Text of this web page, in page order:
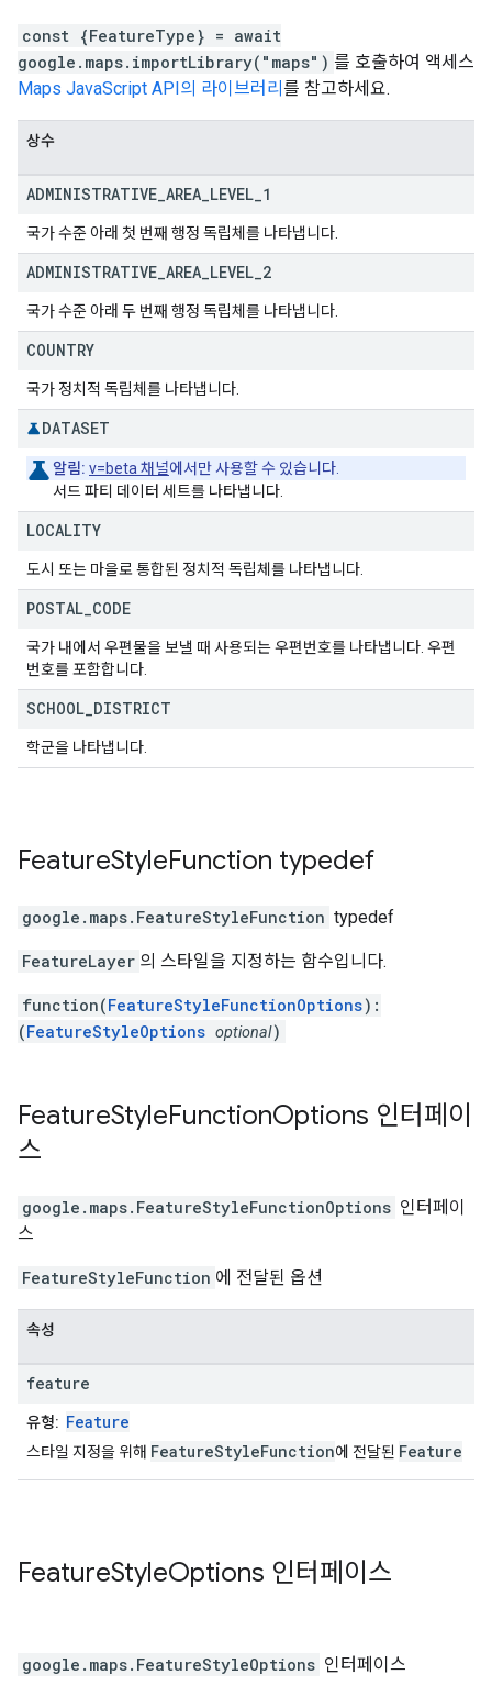
const {FeatureType} = await
google.maps.importLibrary("maps") 를 호출하여 액세스
Maps JavaScript API의 라이브러리 를 참고하세요.
상수
ADMINISTRATIVE AREA LEVEL 1
국가 수준 아래 첫 번째 행정 독립체를 나타냅니다.
ADMINISTRATIVE AREA LEVEL 2
국가 수준 아래 두 번째 행정 독립체를 나타냅니다.
COUNTRY
국가 정치적 독립체를 나타냅니다.
DATASET
알림: v=beta 채널에서만 사용할 수 있습니다.
서드 파티 데이터 세트를 나타냅니다.
LOCALITY
도시 또는 마을로 통합된 정치적 독립체를 나타냅니다.
POSTAL CODE
국가 내에서 우편물을 보낼 때 사용되는 우편번호를 나타냅니다. 우편
번호를 포함합니다.
SCHOOL DISTRICT
학군을 나타냅니다.
FeatureStyleFunction typedef
google.maps. FeatureStyleFunction typedef
FeatureLayer 의 스타일을 지정하는 함수입니다.
function(FeatureStyleFunctionOptions):
(FeatureStyleOptions optional)
FeatureStyleFunctionOptions 인터페이
스
google.maps. FeatureStyleFunctionOptions 인터페이
스
FeatureStyleFunction 에 전달된 옵션
속성
feature
유형: Feature
스타일 지정을 위해 FeatureStyleFunction에 전달된 Feature
FeatureStyleOptions 인터페이스
google.maps. FeatureStyleOptions 인터페이스